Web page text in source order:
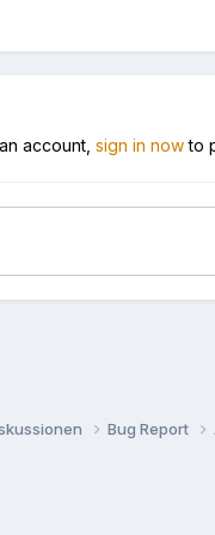
account, sign in nowto
Bug Report